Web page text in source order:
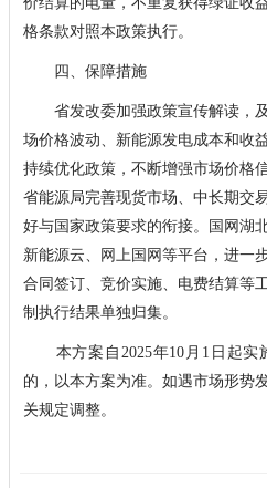
格条款对照本政策执行。
四、保障措施
省发改委加强政策宣传解读，及
场价格波动、新能源发电成本和收
持续优化政策，不断增强市场价格
省能源局完善现货市场、中长期交
好与国家政策要求的衔接。国网湖
新能源云、网上国网等平台，进一
合同签订、竞价实施、电费结算等
制执行结果单独归集。
本方案自2025年10月1日起实
的，以本方案为准。如遇市场形势
关规定调整。